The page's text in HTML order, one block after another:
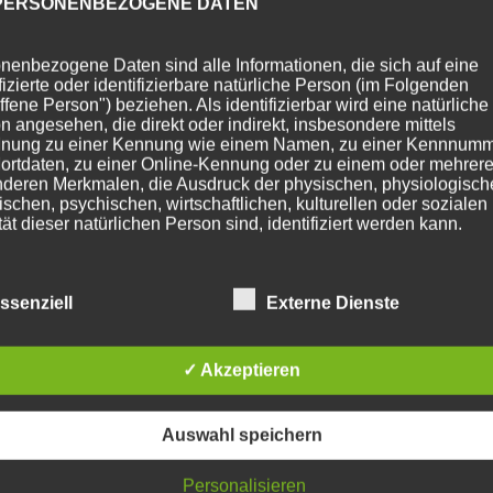
Daten sind alle Informationen, die sich auf eine
oder identifizierbare natürliche Person (im Folgenden
Person") beziehen. Als identifizierbar wird eine natürliche
angesehen, die direkt oder indirekt, insbesondere mittels
zu einer Kennung wie einem Namen, zu einer
zu einer Online-Kennung oder zu einem oder
Merkmalen, die Ausdruck der physischen,
psychischen, wirtschaftlichen, kulturellen oder sozialen
dieser natürlichen Person sind, identifiziert werden kann.
PERSON
deren personenbezogene Daten von dem für die Verarbeitung
verarbeitet werden.
Externe Dienste
✓ Akzeptieren
Auswahl speichern
Personalisieren